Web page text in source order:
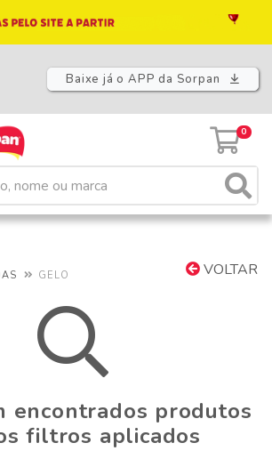
Baixe já o APP da Sorpan
0
VOLTAR
GELO
encontrados produtos
filtros aplicados